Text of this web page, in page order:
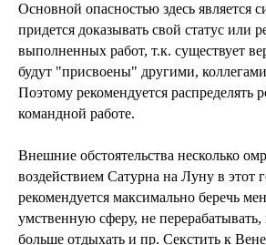
Основной опасностью здесь является
придется доказывать свой статус или
выполненных работ, т.к. существует
будут "присвоены" другими,
Поэтому рекомендуется распределять
командной работе.
Внешние обстоятельства несколько
воздействием Сатурна на Луну в этот
рекомендуется максимально беречь
умственную сферу, не
больше отдыхать и пр. Секстить к